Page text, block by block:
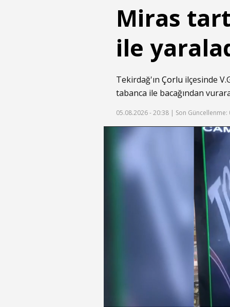
Miras
ile
Tekirdağ'ın Çorlu ilçesinde
tabanca ile bacağından
05.08.2026 - 20:38 | Son Güncellenme: